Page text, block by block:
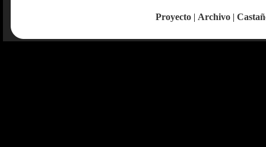
Proyecto | Archivo |